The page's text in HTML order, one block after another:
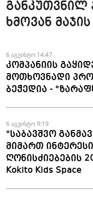
განკუთვნილ
ხმოვან
6 აგვისტო 14:47
კომპანიის
მოთხოვნადი
ბეჭედია -
6 აგვისტო 9:19
"საბავშვო
მიმართ
ღონისძიებების
Kokito Kids Space